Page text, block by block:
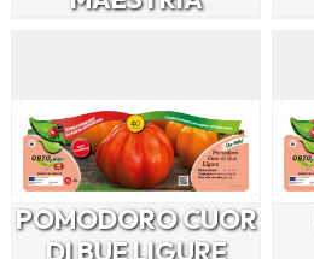
POMODORO CUOR
DI BUE LIGURE